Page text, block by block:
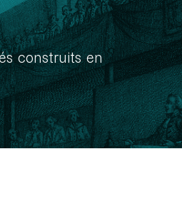
construits en